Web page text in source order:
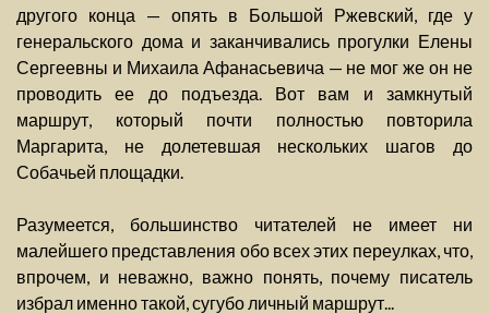
другого конца — опять в Большой Ржевский, где у
генеральского дома и заканчивались прогулки Елены
Сергеевны и Михаила Афанасьевича — не мог же он не
проводить ее до подъезда. Вот вам и замкнутый
маршрут, который почти полностью повторила
Маргарита, не долетевшая нескольких шагов до
Собачьей площадки.
Разумеется, большинство читателей не имеет ни
малейшего представления обо всех этих переулках, что,
впрочем, и неважно, важно понять, почему писатель
избрал именно такой, сугубо личный маршрут...